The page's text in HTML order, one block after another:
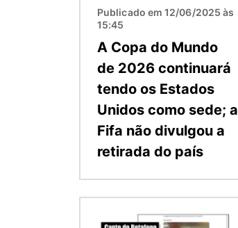
Publicado em 12/06/2025 às
15:45
A Copa do Mundo
de 2026 continuará
tendo os Estados
Unidos como sede; a
Fifa não divulgou a
retirada do país